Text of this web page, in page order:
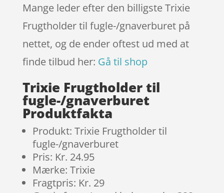
er
Mange leder efter den billigste Trixie
Frugtholder til fugle-/gnaverburet på
nettet, og de ender oftest ud med at
finde tilbud her: Gå til shop
Trixie Frugtholder til
fugle-/gnaverburet
Produktfakta
Produkt: Trixie Frugtholder til
fugle-/gnaverburet
Pris: Kr. 24.95
Mærke: Trixie
Fragtpris: Kr. 29